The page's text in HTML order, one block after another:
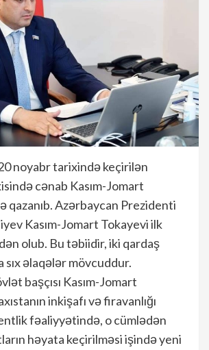
noyabr tarixində keçirilən
cənab Kasım-Jomart
qazanıb. Azərbaycan Prezidenti
Kasım-Jomart Tokayevi ilk
olub. Bu təbiidir, iki qardaş
sıx əlaqələr mövcuddur.
başçısı Kasım-Jomart
inkişafı və firavanlığı
fəaliyyətində, o cümlədən
həyata keçirilməsi işində yeni